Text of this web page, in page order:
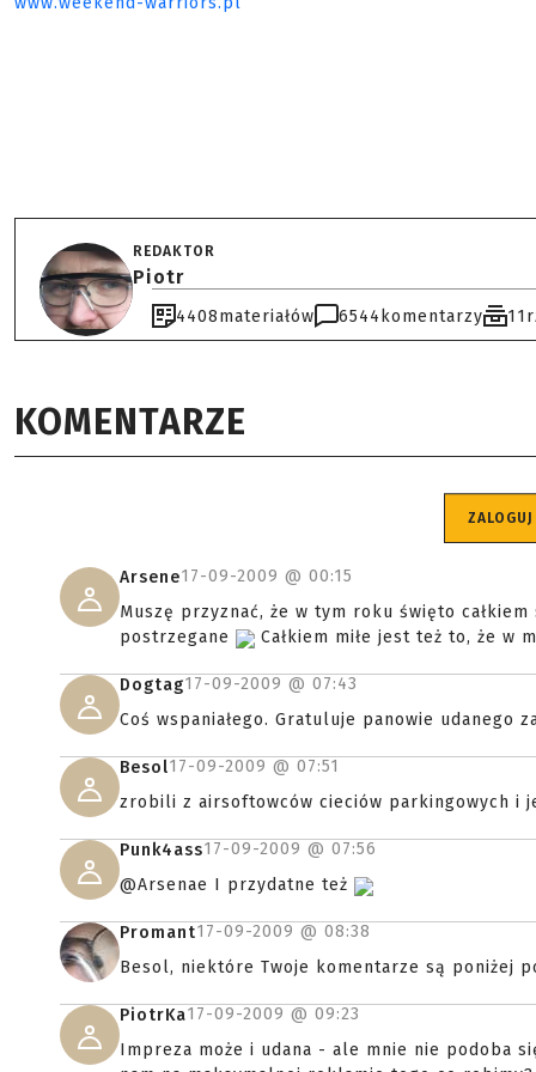
REDAKTOR
Piotr
4408materiałów 6544 komentarzy 11
KOMENTARZE
Arsene17-09-2009 @ 00:15
Muszę przyznać, że w tym roku święto
postrzegane
Całkiem miłe jest też to, że w
Dogtag17-09-2009 @ 07:43
Coś wspaniałego. Gratuluje panowie udanego
Besol17-09-2009 @ 07:51
zrobili z airsoftowców cieciów parkingowych i
Punk4ass17-09-2009 @ 07:56
@Arsenae I przydatne też
Promant17-09-2009 @ 08:38
Besol, niektóre Twoje komentarze są poniżej
PiotrKa17-09-2009 @ 09:23
Impreza może i udana - ale mnie nie podoba